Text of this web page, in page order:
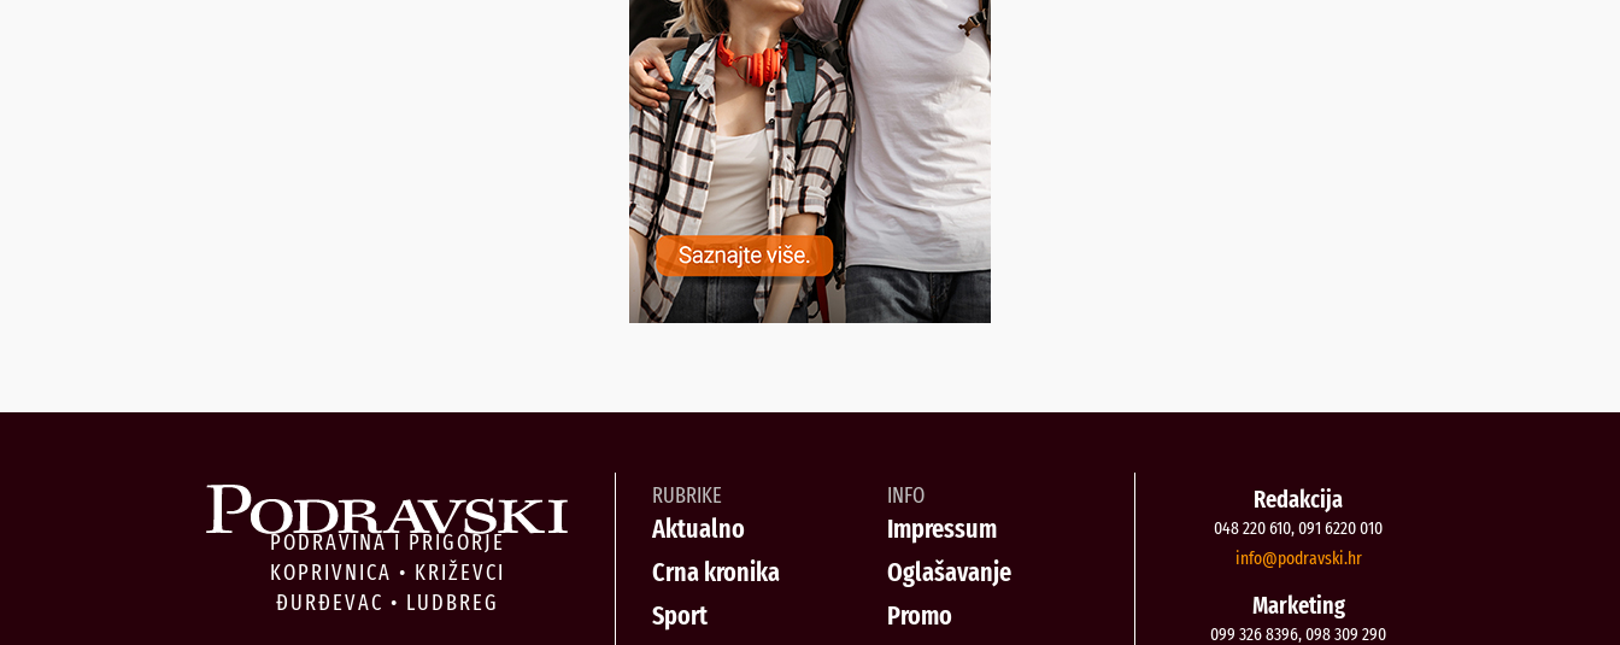
PODRAVINA I PRIGORJE
KOPRIVNICA • KRIŽEVCI
ĐURĐEVAC • LUDBREG
RUBRIKE
Aktualno
Crna kronika
Sport
INFO
Impressum
Oglašavanje
Promo
Redakcija
048 220 610, 091 6220 010
rh.iksvardop
@ofni
Marketing
099 326 8396, 098 309 290